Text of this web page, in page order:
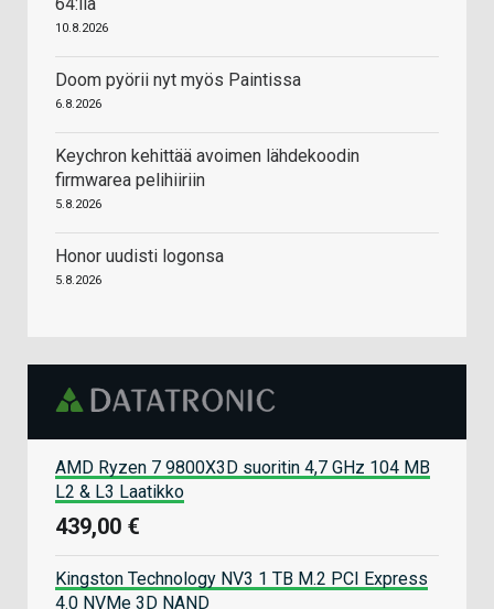
10.8.2026
Doom pyörii nyt myös Paintissa
6.8.2026
Keychron kehittää avoimen lähdekoodin
firmwarea pelihiiriin
5.8.2026
Honor uudisti logonsa
5.8.2026
AMD Ryzen 7 9800X3D suoritin 4,7 GHz 104 MB
L2 & L3 Laatikko
439,00 €
Kingston Technology NV3 1 TB M.2 PCI Express
4.0 NVMe 3D NAND